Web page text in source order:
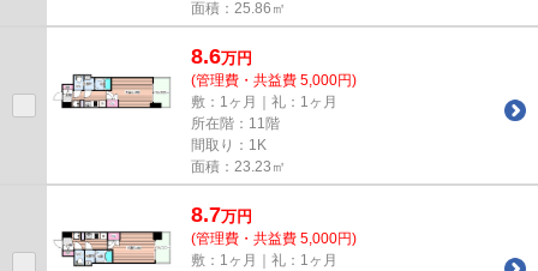
面積：25.86㎡
8.6万円
(管理費・共益費 5,000円)
敷：1ヶ月｜礼：1ヶ月
所在階：11階
間取り：1K
面積：23.23㎡
8.7万円
(管理費・共益費 5,000円)
敷：1ヶ月｜礼：1ヶ月